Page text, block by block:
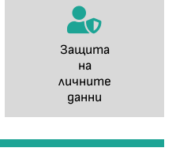
Защита
на
личните
данни